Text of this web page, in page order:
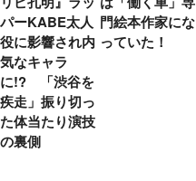
パーKABE太人
役に影響され内
気なキャラ
に!? 「渋谷を
疾走」振り切っ
た体当たり演技
の裏側
門絵本作家にな
っていた！